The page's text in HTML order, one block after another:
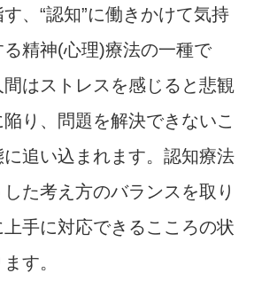
、“認知”に働きかけて気持
る精神(心理)療法の一種で
はストレスを感じると悲観
り、問題を解決できないこ
に追い込まれます。認知療法
た考え方のバランスを取り
上手に対応できるこころの状
す。